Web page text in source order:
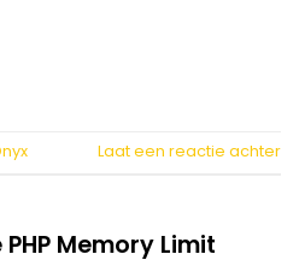
Laat een reactie achter
Memory Limit